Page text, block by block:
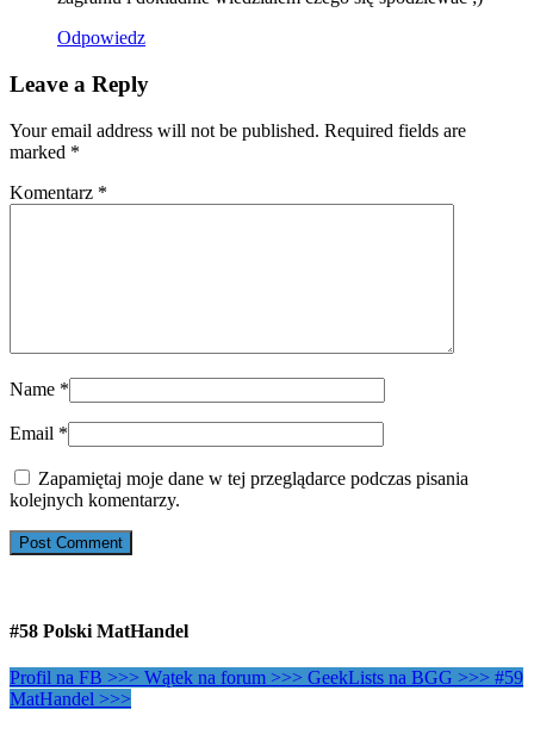
Odpowiedz
Leave a Reply
Your email address will not be published. Required fields are
marked *
Komentarz *
Name *
Email *
Zapamiętaj moje dane w tej przeglądarce podczas pisania
kolejnych komentarzy.
#58 Polski MatHandel
Profil na FB >>> Wątek na forum >>> GeekLists na BGG >>> #59
MatHandel >>>